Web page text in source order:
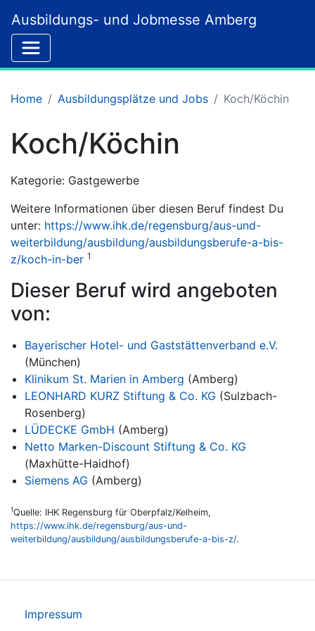
Ausbildungs- und Jobmesse Amberg
Home Ausbildungsplätze und Jobs Koch/Köchin
Koch/Köchin
Kategorie: Gastgewerbe
Weitere Informationen über diesen Beruf findest Du
unter: https://www.ihk.de/regensburg/aus-und-
weiterbildung/ausbildung/ausbildungsberufe-a-bis-
z/koch-in-ber 1
Dieser Beruf wird angeboten
von:
Bayerischer Hotel- und Gaststättenverband e.V.
(München)
Klinikum St. Marien in Amberg (Amberg)
LEONHARD KURZ Stiftung & Co. KG (Sulzbach-
Rosenberg)
LÜDECKE GmbH (Amberg)
Netto Marken-Discount Stiftung & Co. KG
(Maxhütte-Haidhof)
Siemens AG (Amberg)
1Quelle: IHK Regensburg für Oberpfalz/Kelheim,
https://www.ihk.de/regensburg/aus-und-
weiterbildung/ausbildung/ausbildungsberufe-a-bis-z/.
Impressum